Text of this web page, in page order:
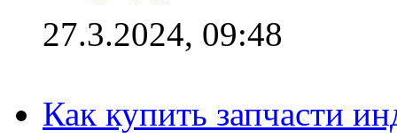
27.3.2024, 09:48
Как купить запчасти